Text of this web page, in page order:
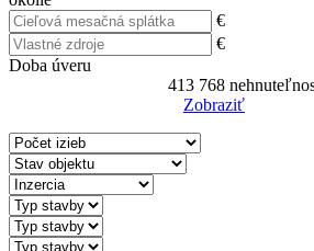
€
€
Doba úveru
413 768
Zobraziť